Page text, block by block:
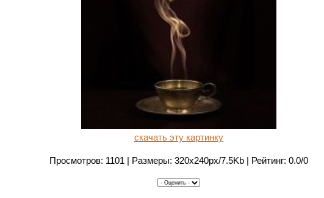
скачать эту картинку
Просмотров: 1101 | Размеры: 320x240px/7.5Kb | Рейтинг: 0.0/0